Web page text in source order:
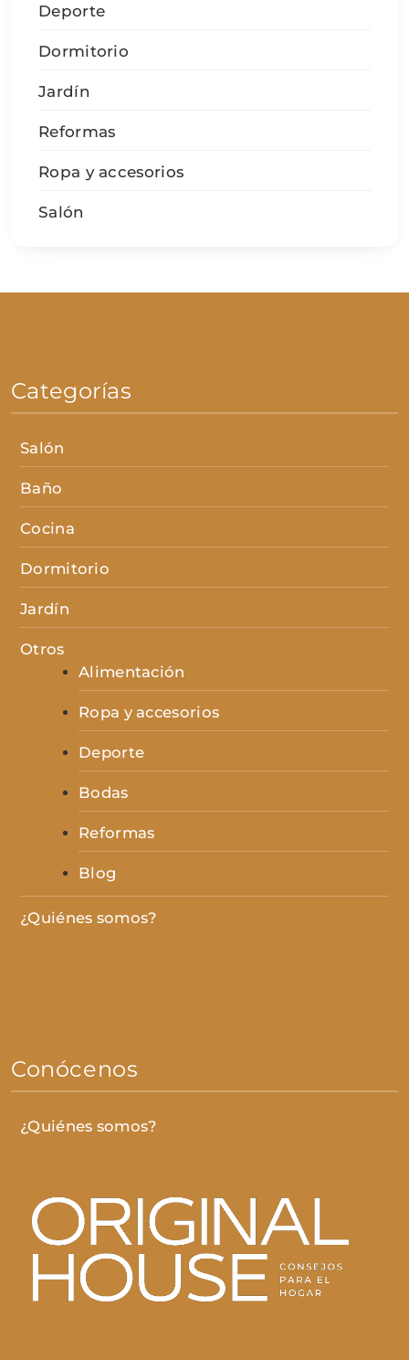
Deporte
Dormitorio
Jardín
Reformas
Ropa y accesorios
Salón
Categorías
Salón
Baño
Cocina
Dormitorio
Jardín
Otros
Alimentación
Ropa y accesorios
Deporte
Bodas
Reformas
Blog
¿Quiénes somos?
Conócenos
¿Quiénes somos?